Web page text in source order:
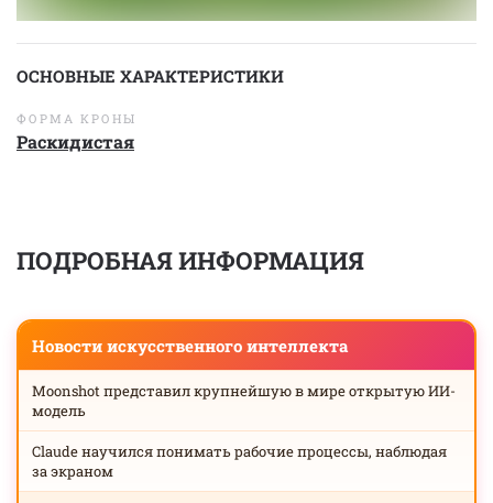
ОСНОВНЫЕ ХАРАКТЕРИСТИКИ
ФОРМА КРОНЫ
Раскидистая
ПОДРОБНАЯ ИНФОРМАЦИЯ
Новости искусственного интеллекта
Moonshot представил крупнейшую в мире открытую ИИ-
модель
Claude научился понимать рабочие процессы, наблюдая
за экраном